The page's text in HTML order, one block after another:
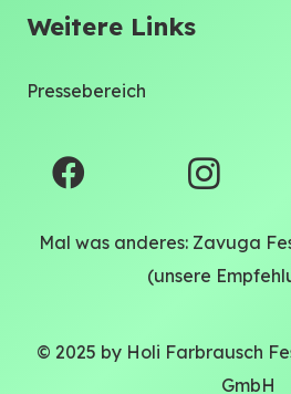
Weitere Links
Pressebereich
Mal was anderes: Zavuga
(unsere
© 2025 by Holi Farbrausch
GmbH